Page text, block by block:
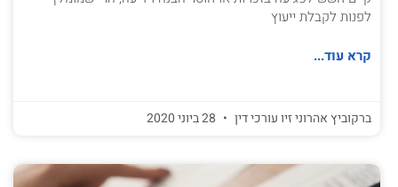
לפנות לקבלת ייעוץ
קרא עוד...
ברקוביץ אהרוני זיו עורכי דין